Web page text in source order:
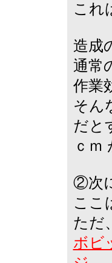
これ
造成
通常
作業
そん
だと
ｃｍ
②次
ここ
ただ
ボビ